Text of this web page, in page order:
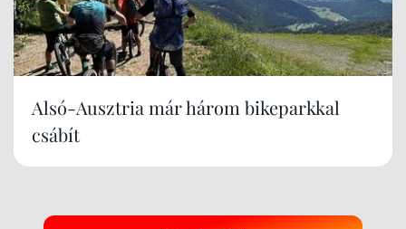
Alsó-Ausztria már három bikeparkkal
csábít